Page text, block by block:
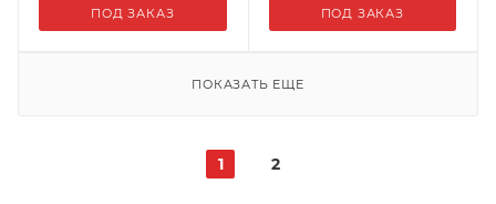
ПОД ЗАКАЗ ПОД ЗАКАЗ
ПОКАЗАТЬ ЕЩЕ
1 2